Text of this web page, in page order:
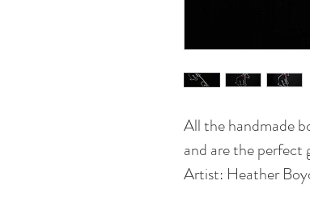
All the handmade
and are the perfect
Artist: Heather